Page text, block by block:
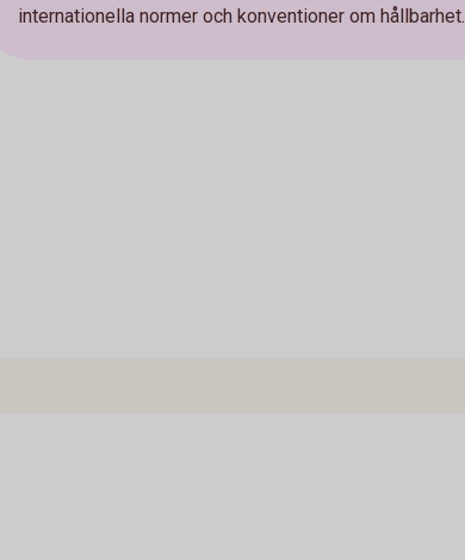
internationella normer och konventioner om hållbarhet.